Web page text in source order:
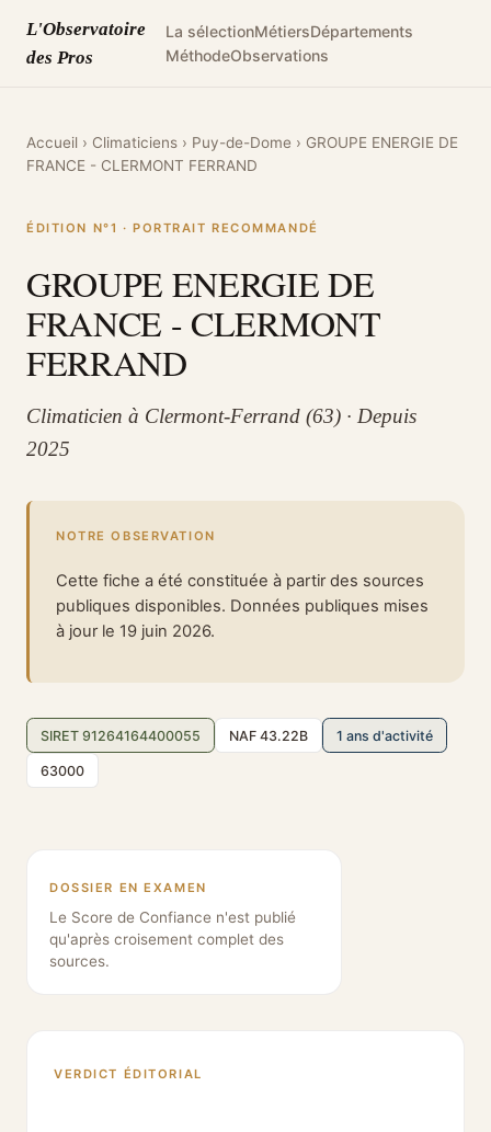
L'Observatoire
des Pros
La sélectionMétiersDépartements
MéthodeObservations
Accueil › Climaticiens › Puy-de-Dome › GROUPE ENERGIE DE
FRANCE - CLERMONT FERRAND
ÉDITION N°1 · PORTRAIT RECOMMANDÉ
GROUPE ENERGIE DE
FRANCE - CLERMONT
FERRAND
Climaticien à Clermont-Ferrand (63) · Depuis
2025
NOTRE OBSERVATION
Cette fiche a été constituée à partir des sources
publiques disponibles. Données publiques mises
à jour le 19 juin 2026.
SIRET 91264164400055 NAF 43.22B 1 ans d'activité
63000
DOSSIER EN EXAMEN
Le Score de Confiance n'est publié
qu'après croisement complet des
sources.
VERDICT ÉDITORIAL